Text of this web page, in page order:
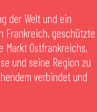
der Welt und ein
Frankreich, geschützte
Markt Ostfrankreichs,
und seine Region zu
verbindet und